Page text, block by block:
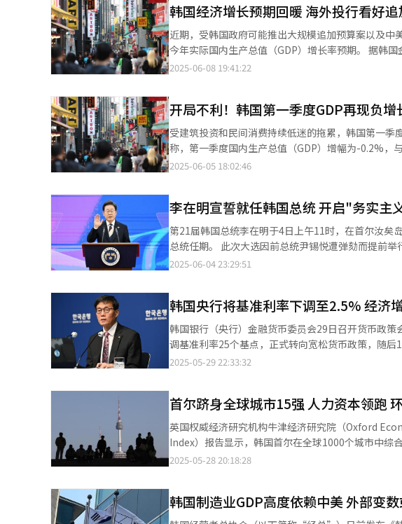
还警告称，如果自第二季度起受到美国关税上调政策的强烈
今后走势，现代经济研究院提出可能呈现的三种路
（“钩形”复苏），或在短暂反弹后再次陷入衰退的“双底衰退”。 在这三种情景中，现
苏作为最有可能出现的基本情景。在该情景下，韩国
情景的前提是全球贸易摩擦强度超过预期，财政政策
实际国内生产总值（GDP）增长率的预期。 高盛在上月16日发布的报告中，把韩国今年的经济增长预期从0.7%上调
至1.1%，上调幅度为0.4个百分点。高盛解释称，这
韩国可能出台财政刺激政策的反映。 巴克莱则在上月30日发布的报告中，把韩国今年的经济增长预期从0.9%上调至
1%，上调幅度为0.1个百分点。巴克莱与高盛一样，
韩国经济增长预期回暖 海外投行看好
近期，受韩国政府可能推出大规模追加预算案以及
今年实际国内生产总值（GDP）增长率预期。 据韩国金融界8日消息，高盛在最新发布的研究报告中，将韩国今年经
济增长率预期从此前的0.7%上调至1.1%。高盛表示
出规模相当于其GDP1%的第二轮追加预算案，预计该财政刺激
近期报告中调高对韩国的经济预期，将今年增长率预
同样认为，韩国政府的财政刺激措施将对GDP增长
平，可能会制约韩国央行货币政策的调整空间。 摩根士丹利也加入了上调阵营，将韩国今年增长预期从1%上调至
1.1%，明年预期从1.4%提高至1.5%。 值得注意的是，韩国银行（央行）于上月29日将今年和明年的增长率预期分
全球41家金融机构提出的韩国今年GDP增长预期均值未达1%，为0.985%。 这一
峻挑战。美国关税政策对韩国经济的冲击程度超出
链的重要组成部分，对国际市场依赖度较高，贸易
2025-06-08 19:41:22
开局不利！韩国第一季度GDP再现负增
受建筑投资和民间消费持续低迷的拖累，韩国第一季度经济出现负增长。 韩国银行
称，第一季度国内生产总值（GDP）增幅为-0.2%，
1.2%的增长，第二季度跌至-0.2%，第三和第四季度仅
消费环比下降0.1%，政府消费虽因医保支出有所减少，但实物支出
备等表现低迷整体下滑0.6%，进口以原油、天然气等能源类产品为主减少
来看，建筑投资（-0.4%）和民间消费（-0.1%）等
减去进口）增幅推动经济增长0.2个百分点。 从各行业来看，电力燃气水务增长5.2%，农林渔业增长4.4%，制造业以
化工产品、机械设备为主下滑0.6%，建筑业受建筑工程低迷影响下滑0.4%。 服
统计去年韩国人均国民总收入（GNI）为3.6745万美
26万元），增幅为6.1%。与今年3月5日公开的初步
2025-06-05 18:02:46
李在明宣誓就任韩国总统 开启"务实主
第21届韩国总统李在明于4日上午11时，在首尔汝矣
总统任期。 此次大选因前总统尹锡悦遭弹劾而提前举行，李在明在未设立总统交接委员会的情况下直接接掌国政。就
职仪式被最大限度简化，仅保留总统夫妇入场、国民礼仪、
大等五大宪政机关首长，以及各党派代表、国会议员和国务委员等主要政界
后将秉持实现“国民大团结”的总统职责，致力于成
民赋予的“建设新国家”的历史命令。他指出：“是
入困境的民生与经济，以及被装甲车与自动武器践踏的民主主义。” 李在明表示，韩国正
口，民生、经济、外交、安全和民主等各领域正面
任务，宣布将立即启动紧急经济安全战略工作小组（
表示：“即将启动的民主党政权李在明政府，将是以正义
面，李在明承诺，将以国民大团结为契机，终结长
调，有必要彻底查明因内乱而引发的民生、经济、安
表示，韩国社会应当摆脱意识形态的桎梏，并将新
不正当交易扰乱市场秩序、破坏公平竞争的现象。” 在外交与安保政策上，李在明强调，将以国家利益为出发点，推
2025-06-04 23:29:51
韩国央行将基准利率下调至2.5% 经济
韩国银行（央行）金融货币委员会29日召开货币政策会议，决
调基准利率25个基点，正式转向宽松货币政策，随
再次降息25个基点。4月由于韩元兑美元汇率波动剧烈，央行暂停降息操作。 央
有观点认为，在财政政策配合不足的情况下，单纯依
地产市场，进一步推高房价并加重家庭债务负担。 事实上，受降息和房地产政策宽松等因素影响，截至本月22日，
韩国五大商业银行（KB国民、新韩、韩亚、友利、
3.8万亿元），环比增加3.4069万亿韩元，增速较上月有所加快。 央行当天还大幅下调今年经
1.5%调降至0.8%。主要原因包括建筑投资低迷、内需疲软以
预期也仅为0.8%。 经济专家普遍认为，
2025-05-29 22:33:32
首尔跻身全球城市15强 人力资本领跑
英国权威经济研究机构牛津经济研究院（Oxford
Index）报告显示，韩国首尔在全球1000个城市中综
中位列第二，仅次于排名第9的日本东京。报告指出
出一线城市在全球格局中的领先地位。 首尔在本年度评估中呈显著进步。具体来看，经济领域（包括GDP规模与就业
市场指标）位列全球第18位。报告分析指出，虽然
2025-05-28 20:18:28
韩国制造业GDP高度依赖中美 外部变